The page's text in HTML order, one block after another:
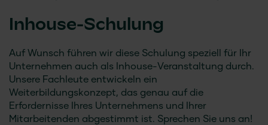
Inhouse-Schulung
Auf Wunsch führen wir diese Schulung speziell für Ihr
Unternehmen auch als Inhouse-Veranstaltung durch.
Unsere Fachleute entwickeln ein
Weiterbildungskonzept, das genau auf die
Erfordernisse Ihres Unternehmens und Ihrer
Mitarbeitenden abgestimmt ist. Sprechen Sie uns an!